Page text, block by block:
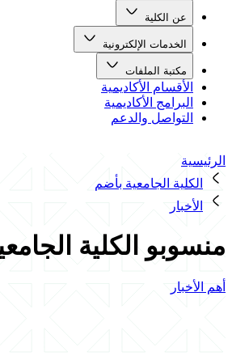
عن الكلية
الخدمات الإلكترونية
مكتبة الملفات
الأقسام الأكاديمية
البرامج الأكاديمية
التواصل والدعم
الرئيسية
الكلية الجامعية بأضم
الأخبار
منسوبو الكلية
أهم الأخبار